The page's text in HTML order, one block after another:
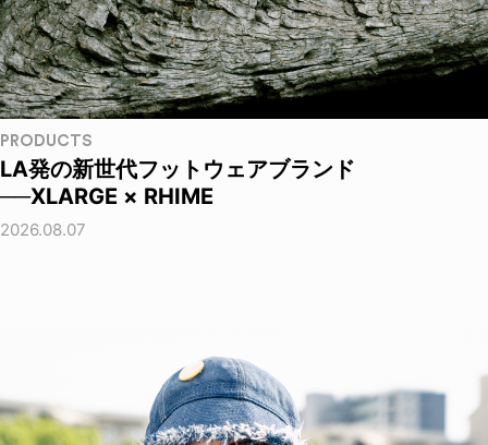
PRODUCTS
LA発の新世代フットウェアブランド
──XLARGE × RHIME
2026.08.07